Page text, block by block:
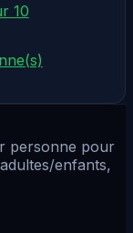
10
personne pour
enfants,